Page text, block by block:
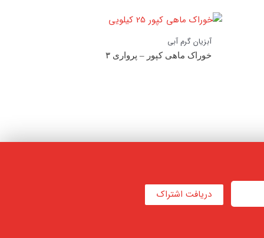
آبزیان گرم آبی
خوراک ماهی کپور – پرواری ۳
دریافت اشتراک